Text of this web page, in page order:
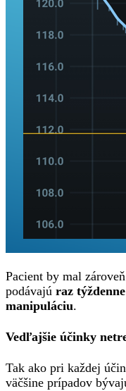
Pacient by mal
podávajú raz týždenne
manipuláciu.
Vedľajšie účinky
Tak ako pri každej
väčšine prípadov